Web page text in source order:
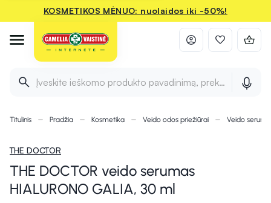
KOSMETIKOS MĖNUO: nuolaidos iki -50%!
Įveskite ieškomo produkto pavadinimą, prekės ženklą ir
Titulinis Pradžia Kosmetika Veido odos priežiūrai Veido
THE DOCTOR
THE DOCTOR veido serumas
HIALURONO GALIA, 30 ml